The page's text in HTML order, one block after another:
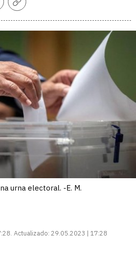
Copiar
urna electoral. -E. M.
Actualizado: 29.05.2023 | 17:28